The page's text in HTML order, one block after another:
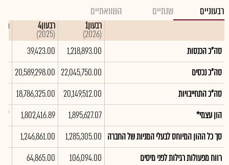
רבעוניים שנתיים השוואתיים
רבעון1
(2026)
רבעון4
(2025)
סה"כ הכנסות
1,218,893.00
39,423.00
סה"כ נכסים
22,045,750.00
20,589,298.00
סה"כ התחייבויות
20,149,512.00
18,786,325.00
הון עצמי*
1,895,627.07
1,802,416.89
סך כל ההון המיוחס לבעלי המניות של החברה 1,285,305.00
1,246,861.00
רווח מפעולות רגילות לפני מיסים
106,094.00
64,865.00